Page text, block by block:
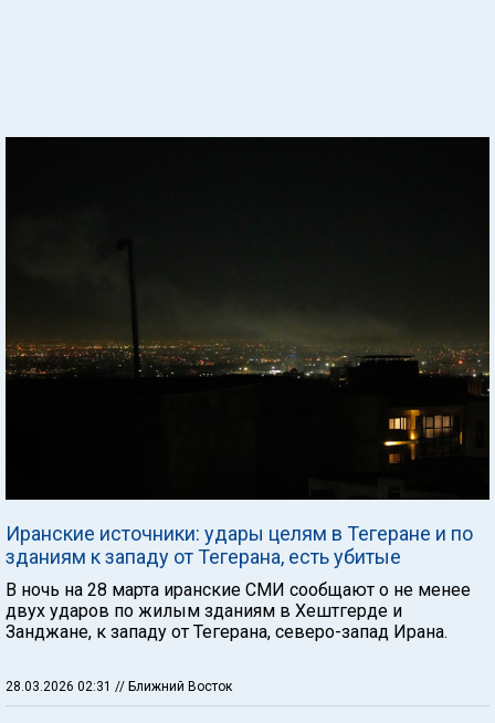
Иранские источники: удары целям в Тегеране и по
зданиям к западу от Тегерана, есть убитые
В ночь на 28 марта иранские СМИ сообщают о не менее
двух ударов по жилым зданиям в Хештгерде и
Занджане, к западу от Тегерана, северо-запад Ирана.
28.03.2026 02:31 // Ближний Восток